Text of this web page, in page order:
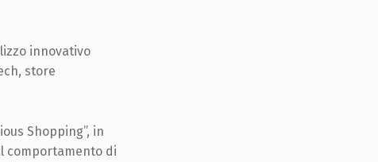
innovativo
store
Shopping”, in
comportamento di